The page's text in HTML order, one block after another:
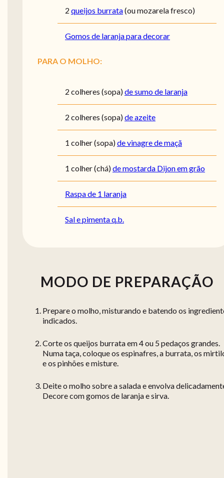
2 queijos burrata(ou mozarela fresco)
Gomos de laranja para decorar
PARA O MOLHO:
2 colheres (sopa)de sumo de laranja
2 colheres (sopa)de azeite
1 colher (sopa)de vinagre de maçã
1 colher (chá)de mostarda Dijon em grão
Raspa de 1 laranja
Sal e pimenta q.b.
MODO DE PREPARAÇÃO
Prepare o molho, misturando e batendo os
indicados.
Corte os queijos burrata em 4 ou 5 pedaços grandes.
Numa taça, coloque os espinafres, a burrata, os
e os pinhões e misture.
Deite o molho sobre a salada e envolva
Decore com gomos de laranja e sirva.